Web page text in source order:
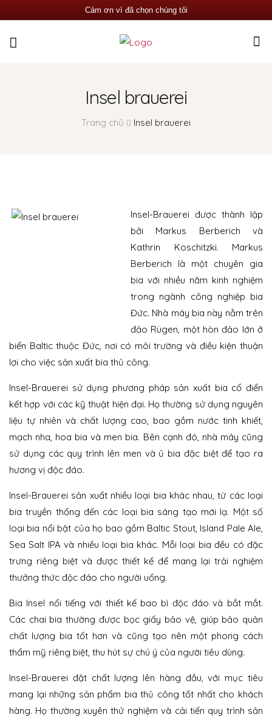
Cảm ơn vì đã chọn chúng tôi
Insel brauerei
Trang chủ Insel brauerei
Insel-Brauerei được thành lập
bởi Markus Berberich và
Kathrin Koschitzki. Markus
Berberich là một chuyên gia
bia với nhiều năm kinh nghiệm
trong ngành công nghiệp bia
Đức. Nhà máy bia này nằm trên
đảo Rügen, một hòn đảo lớn ở
biển Baltic thuộc Đức, nơi có môi trường và điều kiện thuận
lợi cho việc sản xuất bia thủ công.
Insel-Brauerei sử dụng phương pháp sản xuất bia cổ điển
kết hợp với các kỹ thuật hiện đại. Họ thường sử dụng nguyên
liệu tự nhiên và chất lượng cao, bao gồm nước tinh khiết,
mạch nha, hoa bia và men bia. Bên cạnh đó, nhà máy cũng
sử dụng các quy trình lên men và ủ bia đặc biệt để tạo ra
hương vị độc đáo.
Insel-Brauerei sản xuất nhiều loại bia khác nhau, từ các loại
bia truyền thống đến các loại bia sáng tạo mới lạ. Một số
loại bia nổi bật của họ bao gồm Baltic Stout, Island Pale Ale,
Sea Salt IPA và nhiều loại bia khác. Mỗi loại bia đều có đặc
trưng riêng biệt và được thiết kế để mang lại trải nghiệm
thưởng thức độc đáo cho người uống.
Bia Insel nổi tiếng với thiết kế bao bì độc đáo và bắt mắt.
Các chai bia thường được bọc giấy bảo vệ, giúp bảo quản
chất lượng bia tốt hơn và cũng tạo nên một phong cách
thẩm mỹ riêng biệt, thu hút sự chú ý của người tiêu dùng.
Insel-Brauerei đặt chất lượng lên hàng đầu, với mục tiêu
mang lại những sản phẩm bia thủ công tốt nhất cho khách
hàng. Họ thường xuyên thử nghiệm và cải tiến quy trình sản